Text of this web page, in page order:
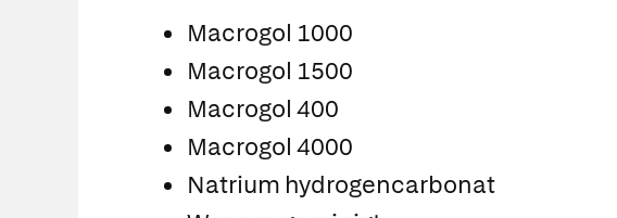
Macrogol 1000
Macrogol 1500
Macrogol 400
Macrogol 4000
Natrium hydrogencarbonat